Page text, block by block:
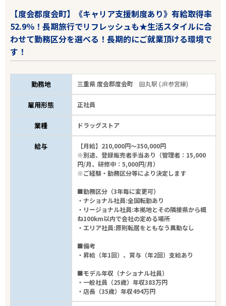
【度会郡度会町】《キャリア支援制度あり》有給取得率
52.9％！長期旅行でリフレッシュも★生活スタイルに合
わせて勤務区分を選べる！長期的にご就業頂ける環境で
す！
勤務地 三重県 度会郡度会町田丸駅 (JR参宮線)
雇用形態 正社員
業種 ドラッグストア
給与
【月給】210,000円～350,000円
※別途、登録販売者手当あり（管理者：15,000
円/月、研修中：5,000円/月）
※ご経験・勤務区分等により決定します
■勤務区分（3年毎に変更可）
・ナショナル社員:全国転勤あり
・リージョナル社員:本拠地とその隣接県から概
ね100km以内で会社の定める場所
・エリア社員:原則転居をともなう異動なし
■備考
・昇給（年1回）、賞与（年2回）支給あり
■モデル年収（ナショナル社員）
・一般社員（25歳）年収383万円
・店長（35歳）年収494万円